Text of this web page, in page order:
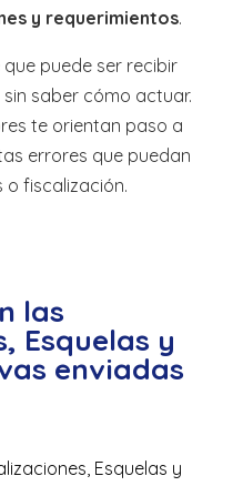
y requerimientos.
puede ser recibir
saber cómo actuar.
te orientan paso a
errores que puedan
o fiscalización.
las
Esquelas y
enviadas
Esquelas y